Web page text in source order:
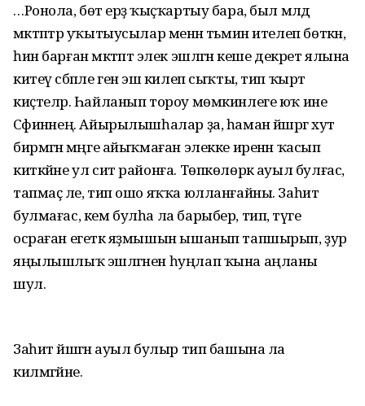
…Ронола, бөтә ерҙә ҡыҫҡартыу бара, был мәлдә
мәктәптәр уҡытыусылар менән тәьмин ителеп бөткән,
һин барған мәктәптә элек эшләгән кеше декрет ялына
китеү сәбәпле генә эш килеп сыҡты, тип ҡырт
киҫтеләр. Һайланып тороу мөмкинлеге юҡ ине
Сәфинәнең. Айырылышһалар ҙа, һаман йәшәргә хут
бирмәгән мәңге айыҡмаған элекке иренән ҡасып
киткәйне ул сит районға. Төпкөлөрәк ауыл булғас,
тапмаҫ әле, тип ошо яҡҡа юлланғайны. Заһит
булмағас, кем булһа ла барыбер, тип, тәүге
осраған егеткә яҙмышын ышанып тапшырып, ҙур
яңылышлыҡ эшләгәнен һуңлап ҡына аңланы
шул.
Заһит йәшәгән ауыл булыр тип башына ла
килмәгәйне.